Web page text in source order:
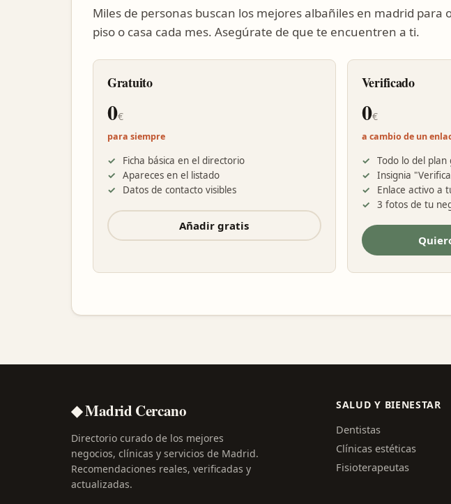
Miles de personas buscan los mejores albañiles en madrid para
piso o casa cada mes. Asegúrate de que te encuentren a ti.
Gratuito
0€
para siempre
Ficha básica en el directorio
Apareces en el listado
Datos de contacto visibles
Añadir gratis
Verificado
0€
a cambio de un
Todo lo del
Insignia
Enlace activo a
3 fotos de tu
◆ Madrid Cercano
Directorio curado de los mejores
negocios, clínicas y servicios de Madrid.
Recomendaciones reales, verificadas y
actualizadas.
SALUD Y BIENESTAR
Dentistas
Clínicas estéticas
Fisioterapeutas